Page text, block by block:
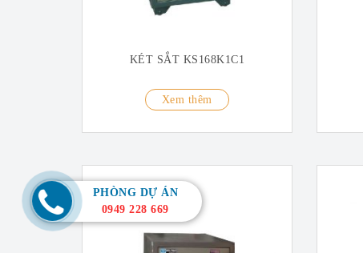
KÉT SẮT KS168K1C1
Xem thêm
PHÒNG DỰ ÁN
0949 228 669